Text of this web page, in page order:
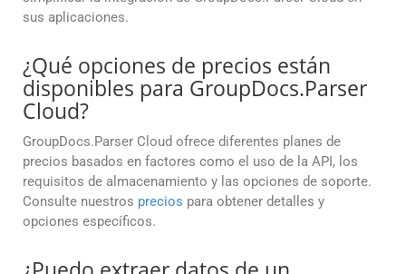
sus aplicaciones.
¿Qué opciones de precios están
disponibles para GroupDocs.Parser
Cloud?
GroupDocs.Parser Cloud ofrece diferentes planes de
precios basados en factores como el uso de la API, los
requisitos de almacenamiento y las opciones de soporte.
Consulte nuestros precios para obtener detalles y
opciones específicos.